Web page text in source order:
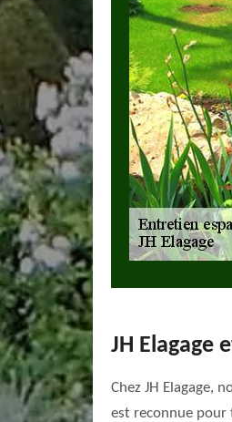
JH Elagage
Chez JH Elagage,
est reconnue pour